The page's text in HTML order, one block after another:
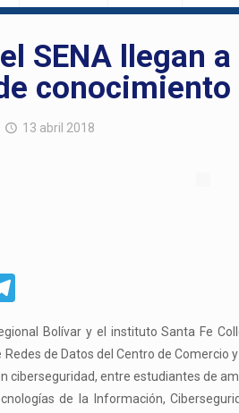
SENA llegan
conocimiento
13 abril 2018
Bolívar y el instituto Santa Fe
de Datos del Centro de Comercio
ciberseguridad, entre estudiantes de
de la Información,